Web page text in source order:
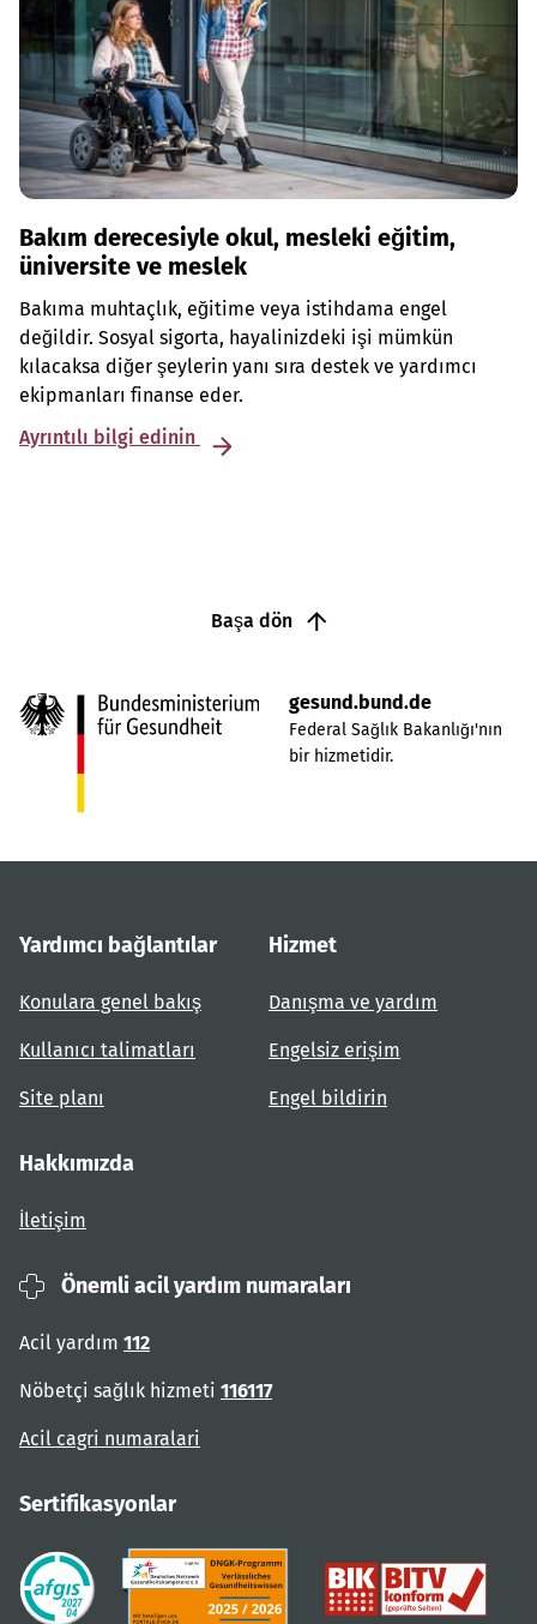
Bakım derecesiyle okul, mesleki eğitim,
üniversite ve meslek
Bakıma muhtaçlık, eğitime veya istihdama engel
değildir. Sosyal sigorta, hayalinizdeki işi mümkün
kılacaksa diğer şeylerin yanı sıra destek ve yardımcı
ekipmanları finanse eder.
Ayrıntılı bilgi edinin
Başa dön
gesund.bund.de
Federal Sağlık Bakanlığı'nın
bir hizmetidir.
Yardımcı bağlantılar
Konulara genel bakış
Kullanıcı talimatları
Site planı
Hizmet
Danışma ve yardım
Engelsiz erişim
Engel bildirin
Hakkımızda
İletişim
Önemli acil yardım numaraları
Acil yardım 112
Nöbetçi sağlık hizmeti 116117
Acil cagri numaralari
Sertifikasyonlar